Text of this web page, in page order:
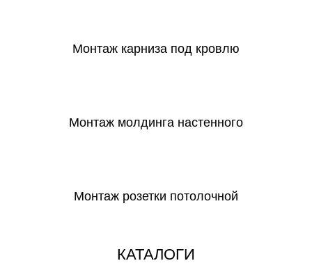
Монтаж карниза под кровлю
Монтаж молдинга настенного
Монтаж розетки потолочной
КАТАЛОГИ